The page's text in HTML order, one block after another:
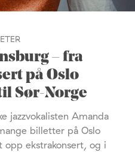
– fra
på Oslo
Sør-Norge
jazzvokalisten Amanda
billetter på Oslo
opp ekstrakonsert, og i